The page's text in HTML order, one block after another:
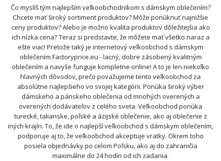
Čo myslíš tým najlepším veľkoobchodníkom s dámskym oblečením?
Chcete mať široký sortiment produktov? Môže ponúknuť najnižšie
ceny produktov? Alebo je možno kvalita produktov dôležitejšia ako
ich nízka cena? Teraz si predstavte, že môžete mať všetko naraz a
ešte viac! Pretože taký je internetový veľkoobchod s dámskym
oblečením Factoryprice.eu - lacný, dobre zásobený kvalitným
oblečením a navyše funguje kompletne online! A to je len niekoľko
hlavných dôvodov, prečo považujeme tento veľkoobchod za
absolútne najlepšieho vo svojej kategórii. Ponúka široký výber
dámskeho a pánskeho oblečenia od mnohých overených a
overených dodávateľov z celého sveta. Veľkoobchod ponúka
turecké, talianske, poľské a ázijské oblečenie, ako aj oblečenie z
iných krajín. To, že ide o najlepší veľkoobchod s dámskym oblečením,
podporuje aj to, že veľkoobchod akceptuje vratky. Okrem toho
posiela objednávky po celom Poľsku, ako aj do zahraničia
maximálne do 24 hodín od ich zadania.